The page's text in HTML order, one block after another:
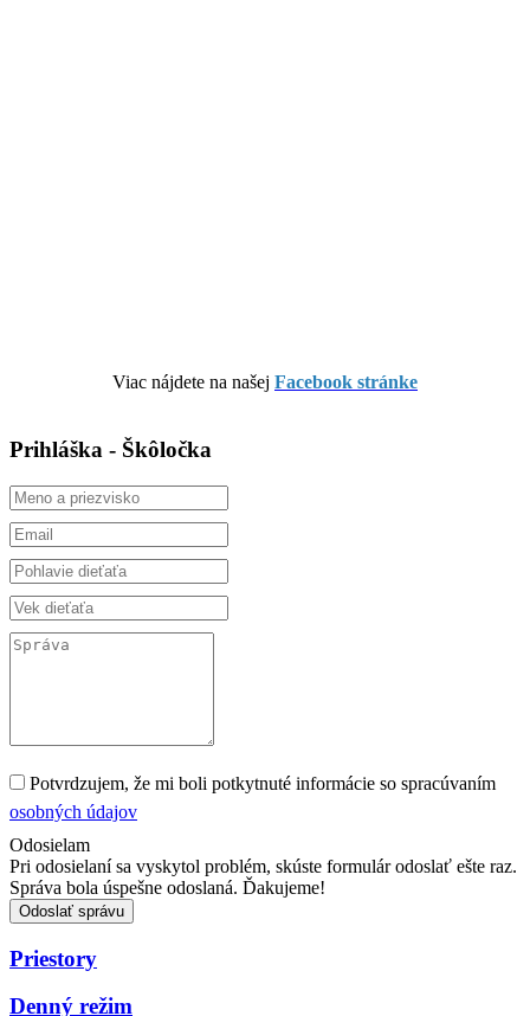
Viac nájdete na našej Facebook stránke
Prihláška - Škôločka
Potvrdzujem, že mi boli potkytnuté informácie so spracúvaním
osobných údajov
Odosielam
Pri odosielaní sa vyskytol problém, skúste formulár odoslať ešte raz.
Správa bola úspešne odoslaná. Ďakujeme!
Odoslať správu
Priestory
Denný režim